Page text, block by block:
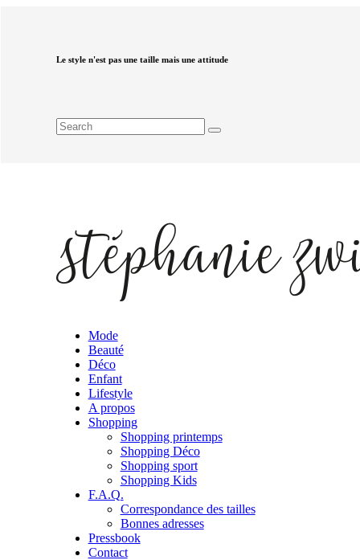
Le style n'est pas une taille mais une attitude
Mode
Beauté
Déco
Enfant
Lifestyle
A propos
Shopping
Shopping printemps
Shopping Déco
Shopping sport
Shopping Kids
F.A.Q.
Correspondance des tailles
Bonnes adresses
Pressbook
Contact